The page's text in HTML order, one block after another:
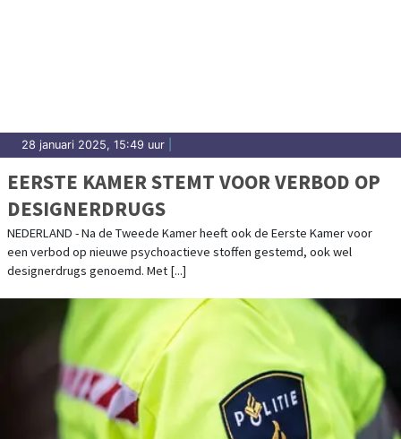
28 januari 2025, 15:49 uur
EERSTE KAMER STEMT VOOR VERBOD OP
DESIGNERDRUGS
NEDERLAND - Na de Tweede Kamer heeft ook de Eerste Kamer voor
een verbod op nieuwe psychoactieve stoffen gestemd, ook wel
designerdrugs genoemd. Met [...]